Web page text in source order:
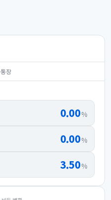
장
0.00%
0.00%
3.50%